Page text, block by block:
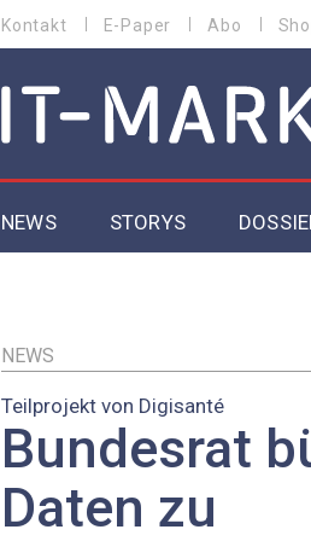
Kontakt E-Paper Abo
MAIN NAVIGATION
NEWS STORYS
EU-
NEWS
Teilprojekt von Digisanté
Bundesrat
Daten zu